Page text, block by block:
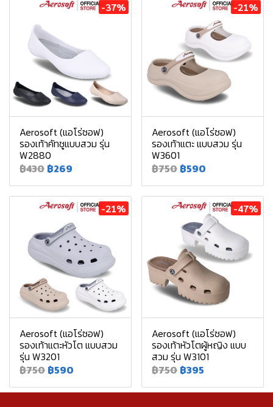
-37%
Aerosoft (แอโร่ซอฟ)
รองเท้าคัทชูแบบสวม รุ่น
W2880
฿430 ฿269
-21%
Aerosoft (แอโร่ซอฟ)
รองเท้าแตะ แบบสวม รุ่น
W3601
฿750 ฿590
-21%
Aerosoft (แอโร่ซอฟ)
รองเท้าแตะหัวโต แบบสวม
รุ่น W3201
฿750 ฿590
-47%
Aerosoft (แอโร่ซอฟ)
รองเท้าหัวโตผู้หญิง แบบ
สวม รุ่น W3101
฿750 ฿395